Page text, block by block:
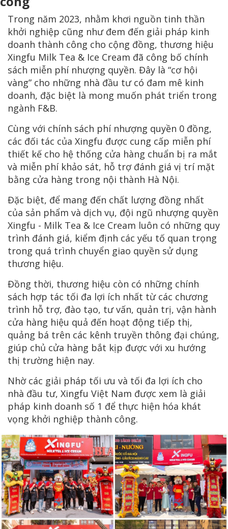
Trong năm 2023, nhằm khơi nguồn tinh thần
khởi nghiệp cũng như đem đến giải pháp kinh
doanh thành công cho cộng đồng, thương hiệu
Xingfu Milk Tea & Ice Cream đã công bố chính
sách miễn phí nhượng quyền. Đây là “cơ hội
vàng” cho những nhà đầu tư có đam mê kinh
doanh, đặc biệt là mong muốn phát triển trong
ngành F&B.
Cùng với chính sách phí nhượng quyền 0 đồng,
các đối tác của Xingfu được cung cấp miễn phí
thiết kế cho hệ thống cửa hàng chuẩn bị ra mắt
và miễn phí khảo sát, hỗ trợ đánh giá vị trí mặt
bằng cửa hàng trong nội thành Hà Nội.
Đặc biệt, để mang đến chất lượng đồng nhất
của sản phẩm và dịch vụ, đội ngũ nhượng quyền
Xingfu - Milk Tea & Ice Cream luôn có những quy
trình đánh giá, kiểm định các yếu tố quan trọng
trong quá trình chuyển giao quyền sử dụng
thương hiệu.
Đồng thời, thương hiệu còn có những chính
sách hợp tác tối đa lợi ích nhất từ các chương
trình hỗ trợ, đào tạo, tư vấn, quản trị, vận hành
cửa hàng hiệu quả đến hoạt động tiếp thị,
quảng bá trên các kênh truyền thông đại chúng,
giúp chủ cửa hàng bắt kịp được với xu hướng
thị trường hiện nay.
Nhờ các giải pháp tối ưu và tối đa lợi ích cho
nhà đầu tư, Xingfu Việt Nam được xem là giải
pháp kinh doanh số 1 để thực hiện hóa khát
vọng khởi nghiệp thành công.